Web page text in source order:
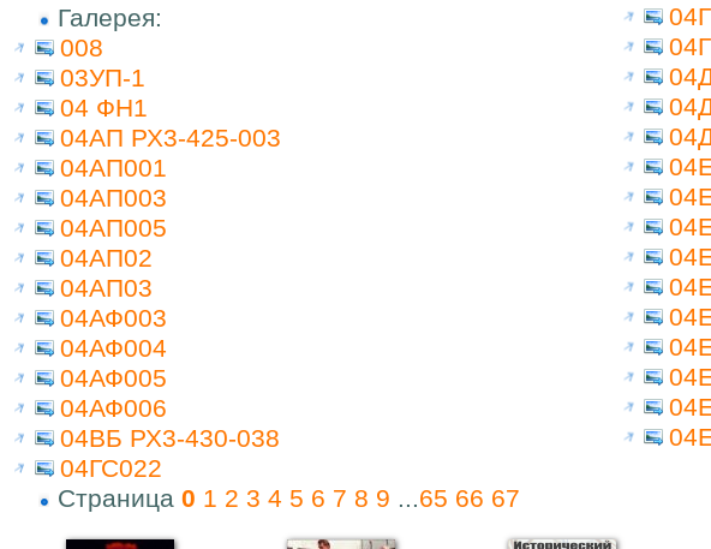
Галерея:
008
03УП-1
04 ФН1
04АП РХ3-425-003
04АП001
04АП003
04АП005
04АП02
04АП03
04АФ003
04АФ004
04АФ005
04АФ006
04ВБ РХ3-430-038
04ГС022
Страница 0 1 2 3 4 5 6 7 8 9 65 66 67